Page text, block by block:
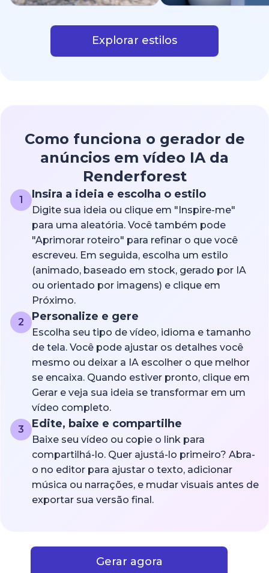
Explorar estilos
Como funciona o gerador de
anúncios em vídeo IA da
Renderforest
1 Insira a ideia e escolha o estilo
Digite sua ideia ou clique em "Inspire-me"
para uma aleatória. Você também pode
"Aprimorar roteiro" para refinar o que você
escreveu. Em seguida, escolha um estilo
(animado, baseado em stock, gerado por IA
ou orientado por imagens) e clique em
Próximo.
2
Personalize e gere
Escolha seu tipo de vídeo, idioma e tamanho
de tela. Você pode ajustar os detalhes você
mesmo ou deixar a IA escolher o que melhor
se encaixa. Quando estiver pronto, clique em
Gerar e veja sua ideia se transformar em um
vídeo completo.
3
Edite, baixe e compartilhe
Baixe seu vídeo ou copie o link para
compartilhá-lo. Quer ajustá-lo primeiro? Abra-
o no editor para ajustar o texto, adicionar
música ou narrações, e mudar visuais antes de
exportar sua versão final.
Gerar agora